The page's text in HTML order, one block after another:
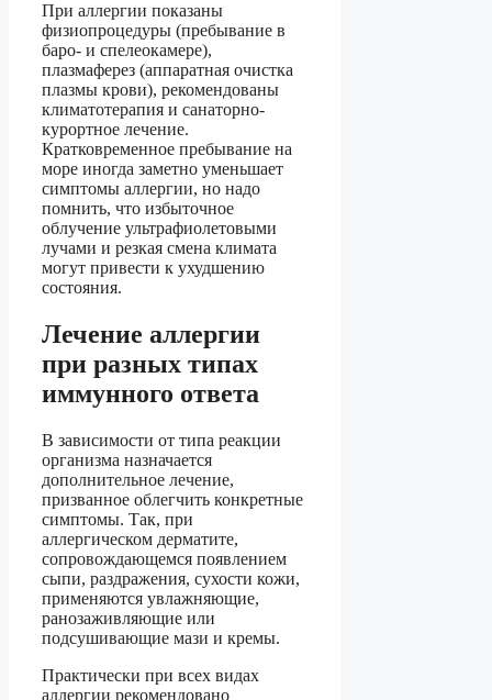
При аллергии показаны
физиопроцедуры (пребывание в
баро- и спелеокамере),
плазмаферез (аппаратная очистка
плазмы крови), рекомендованы
климатотерапия и санаторно-
курортное лечение.
Кратковременное пребывание на
море иногда заметно уменьшает
симптомы аллергии, но надо
помнить, что избыточное
облучение ультрафиолетовыми
лучами и резкая смена климата
могут привести к ухудшению
состояния.
Лечение аллергии
при разных типах
иммунного ответа
В зависимости от типа реакции
организма назначается
дополнительное лечение,
призванное облегчить конкретные
симптомы. Так, при
аллергическом дерматите,
сопровождающемся появлением
сыпи, раздражения, сухости кожи,
применяются увлажняющие,
ранозаживляющие или
подсушивающие мази и кремы.
Практически при всех видах
аллергии рекомендовано